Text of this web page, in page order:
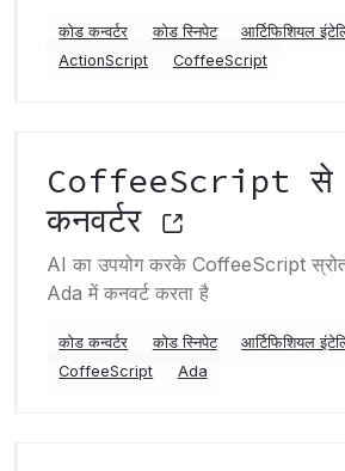
कोड कन्वर्टर कोड स्निपेट
आर्टिफिशियल
ActionScript
CoffeeScript
CoffeeScript से
कनवर्टर
AI का उपयोग करके CoffeeScript
Ada में कनवर्ट करता है
कोड कन्वर्टर कोड स्निपेट
आर्टिफिशियल
CoffeeScript
Ada